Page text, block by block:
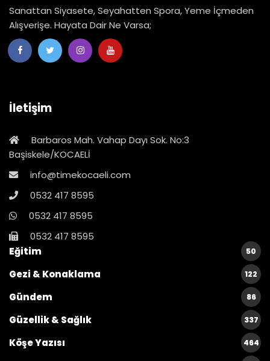
Sanattan Siyasete, Seyahatten Spora, Yeme İçmeden
Alışverişe. Hayata Dair Ne Varsa;
İletişim
Barbaros Mah. Vahap Dayı Sok. No:3
Başiskele/KOCAELİ
info@timekocaeli.com
0532 417 8595
0532 417 8595
0532 417 8595
Eğitim
50
Gezi & Konaklama 122
Gündem 86
Güzellik & Sağlık 337
Köşe Yazısı 464